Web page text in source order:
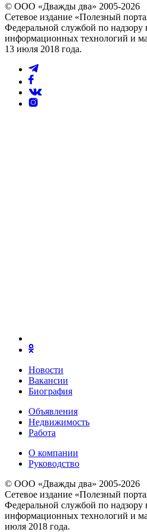
© ООО «Дважды два» 2005-2026
Сетевое издание «Полезный
Федеральной службой по надзору
информационных технологий и
13 июля 2018 года.
Новости
Вакансии
Биография
Объявления
Недвижимость
Работа
О компании
Руководство
© ООО «Дважды два» 2005-2026
Сетевое издание «Полезный
Федеральной службой по надзору
информационных технологий и
июля 2018 года.